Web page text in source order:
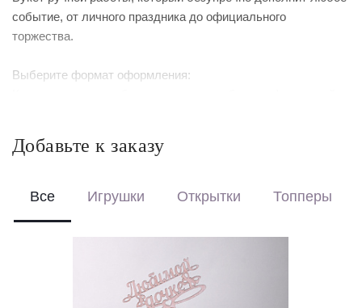
событие, от личного праздника до официального
торжества.
Выберите формат оформления:
Перевяжем лентой – идеальный минималистичный вариант
Добавьте к заказу
Все Игрушки Открытки Топперы